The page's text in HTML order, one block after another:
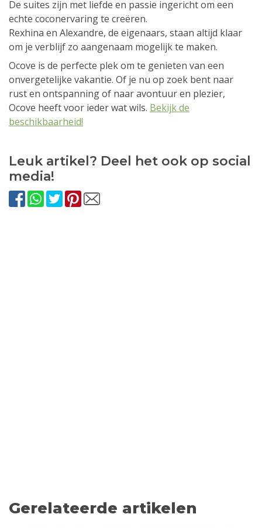
De suites zijn met liefde en passie ingericht om een
echte coconervaring te creëren.
Rexhina en Alexandre, de eigenaars, staan altijd klaar
om je verblijf zo aangenaam mogelijk te maken.
Ocove is de perfecte plek om te genieten van een
onvergetelijke vakantie. Of je nu op zoek bent naar
rust en ontspanning of naar avontuur en plezier,
Ocove heeft voor ieder wat wils. Bekijk de
beschikbaarheid!
Leuk artikel? Deel het ook op social
media!
Gerelateerde artikelen